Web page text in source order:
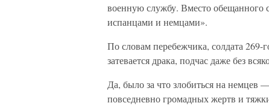
военную службу. Вместо обещанного
испанцами и немцами».
По словам перебежчика, солдата 269-
затевается драка, подчас даже без
Да, было за что злобиться на немцев
повседневно громадных жертв и